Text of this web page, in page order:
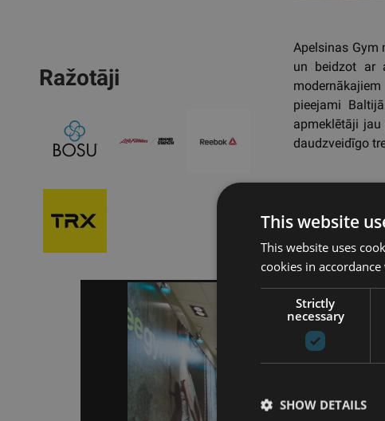
Ražotāji
Apelsinas Gym
un beidzot ar
pieejami
apmeklētāji
daudzveidīgo
This website
This website uses
cookies in
Strictly
necessary
SHOW DETAILS